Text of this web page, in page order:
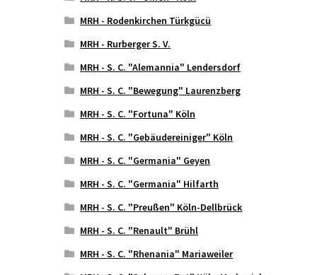
MRH - Rodenkirchen Türkgücü
MRH - Rurberger S. V.
MRH - S. C. "Alemannia" Lendersdorf
MRH - S. C. "Bewegung" Laurenzberg
MRH - S. C. "Fortuna" Köln
MRH - S. C. "Gebäudereiniger" Köln
MRH - S. C. "Germania" Geyen
MRH - S. C. "Germania" Hilfarth
MRH - S. C. "Preußen" Köln-Dellbrück
MRH - S. C. "Renault" Brühl
MRH - S. C. "Rhenania" Mariaweiler